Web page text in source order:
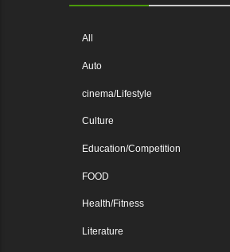
All
Auto
cinema/Lifestyle
Culture
Education/Competition
FOOD
Health/Fitness
Literature